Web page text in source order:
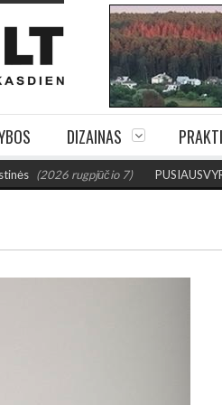
DIZAINAS
rugpjūčio 7) PUSIAUSVYROS